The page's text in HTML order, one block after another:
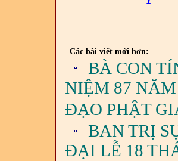
Các bài viết mới hơn:
BÀ CON
NIỆM 87
ĐẠO PHẬT
BAN TRỊ
ĐẠI LỄ 18